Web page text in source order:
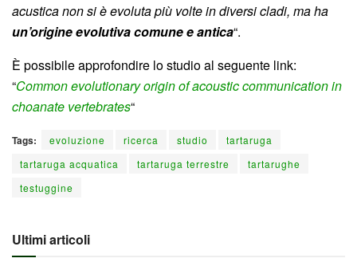
acustica non si è evoluta più volte in diversi cladi, ma ha
un’origine evolutiva comune e antica“.
È possibile approfondire lo studio al seguente link:
“Common evolutionary origin of acoustic communication in
choanate vertebrates“
Tags: evoluzione ricerca studio
tartaruga
tartaruga acquatica
tartaruga terrestre
tartarughe
testuggine
Ultimi articoli